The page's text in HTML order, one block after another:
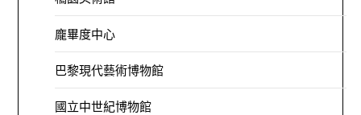
龐畢度中心
巴黎現代藝術博物館
國立中世紀博物館